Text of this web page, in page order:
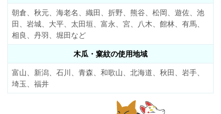
朝倉、秋元、海老名、織田、折野、熊谷、松岡、遊佐、池
田、岩城、大平、太田垣、富永、宮、八木、館林、有馬、
相良、丹羽、堀田など
木瓜・窠紋の使用地域
富山、新潟、石川、青森、和歌山、北海道、秋田、岩手、
埼玉、福井